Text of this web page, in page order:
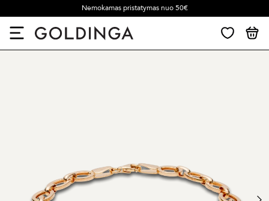
Nemokamas pristatymas nuo 50€